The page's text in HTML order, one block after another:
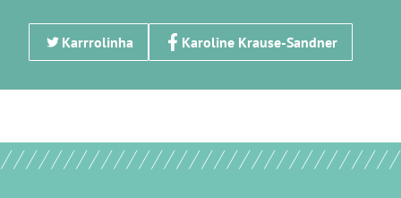
Karrrolinha Karoline Krause-Sandner